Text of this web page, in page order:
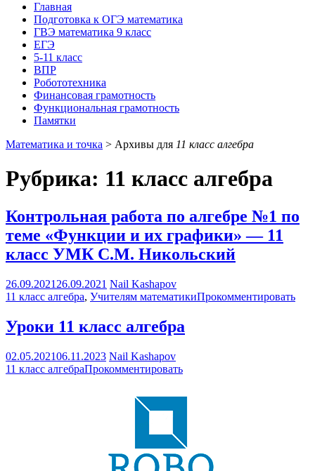
Главная
Подготовка к ОГЭ математика
ГВЭ математика 9 класс
ЕГЭ
5-11 класс
ВПР
Робототехника
Финансовая грамотность
Функциональная грамотность
Памятки
Математика и точка > Архивы для 11 класс алгебра
Рубрика: 11 класс алгебра
Контрольная работа по алгебре №1 по
теме «Функции и их графики» — 11
класс УМК С.М. Никольский
26.09.2021 26.09.2021 Nail Kashapov
11 класс алгебра, Учителям математикиПрокомментировать
Уроки 11 класс алгебра
02.05.202106.11.2023 Nail Kashapov
11 класс алгебраПрокомментировать